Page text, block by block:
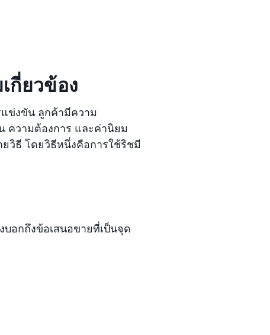
กี่ยวข้อง
ข่งขัน ลูกค้ามีความ
ความต้องการ และค่านิยม
ยวิธี โดยวิธีหนึ่งคือการใช้ริชมี
อกถึงข้อเสนอขายที่เป็นจุด